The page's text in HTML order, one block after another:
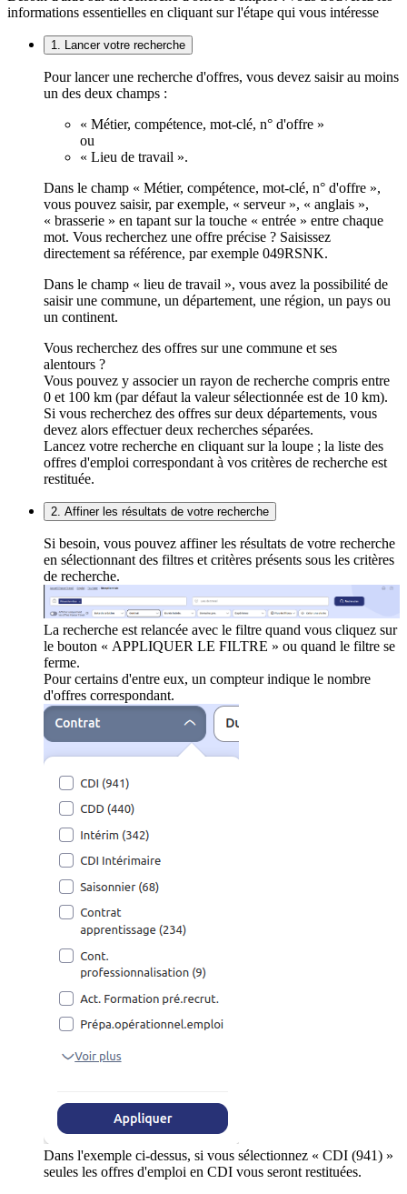
informations essentielles en cliquant sur l'étape qui vous intéresse
1. Lancer votre recherche
Pour lancer une recherche d'offres, vous devez saisir au moins
un des deux champs :
« Métier, compétence, mot-clé, n° d'offre »
ou
« Lieu de travail ».
Dans le champ « Métier, compétence, mot-clé, n° d'offre »,
vous pouvez saisir, par exemple, « serveur », « anglais »,
« brasserie » en tapant sur la touche « entrée » entre chaque
mot. Vous recherchez une offre précise ? Saisissez
directement sa référence, par exemple 049RSNK.
Dans le champ « lieu de travail », vous avez la possibilité de
saisir une commune, un département, une région, un pays ou
un continent.
Vous recherchez des offres sur une commune et ses
alentours ?
Vous pouvez y associer un rayon de recherche compris entre
0 et 100 km (par défaut la valeur sélectionnée est de 10 km).
Si vous recherchez des offres sur deux départements, vous
devez alors effectuer deux recherches séparées.
Lancez votre recherche en cliquant sur la loupe ; la liste des
offres d'emploi correspondant à vos critères de recherche est
restituée.
2. Affiner les résultats de votre recherche
Si besoin, vous pouvez affiner les résultats de votre recherche
en sélectionnant des filtres et critères présents sous les critères
de recherche.
La recherche est relancée avec le filtre quand vous cliquez sur
le bouton « APPLIQUER LE FILTRE » ou quand le filtre se
ferme.
Pour certains d'entre eux, un compteur indique le nombre
d'offres correspondant.
Dans l'exemple ci-dessus, si vous sélectionnez « CDI (941) »
seules les offres d'emploi en CDI vous seront restituées.